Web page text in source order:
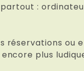
:
ou
plus